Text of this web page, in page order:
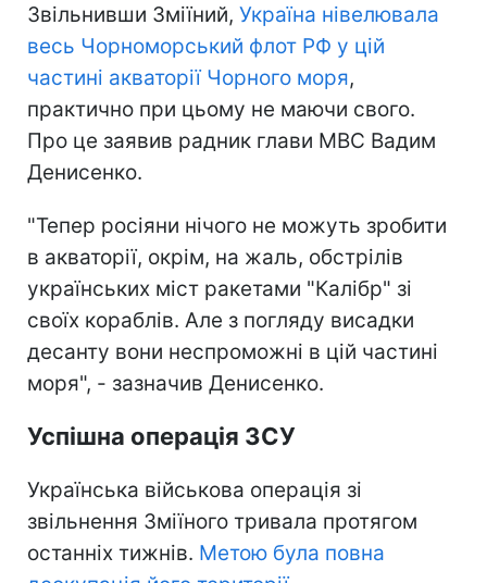
Звільнивши Зміїний, Україна нівелювала
весь Чорноморський флот РФ у цій
частині акваторії Чорного моря,
практично при цьому не маючи свого.
Про це заявив радник глави МВС Вадим
Денисенко.
"Тепер росіяни нічого не можуть зробити
в акваторії, окрім, на жаль, обстрілів
українських міст ракетами "Калібр" зі
своїх кораблів. Але з погляду висадки
десанту вони неспроможні в цій частині
моря", - зазначив Денисенко.
Успішна операція ЗСУ
Українська військова операція зі
звільнення Зміїного тривала протягом
останніх тижнів. Метою була повна